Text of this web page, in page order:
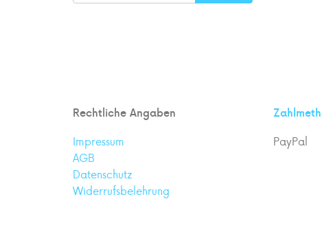
Rechtliche Angaben
Impressum
AGB
Datenschutz
Widerrufsbelehrung
PayPal